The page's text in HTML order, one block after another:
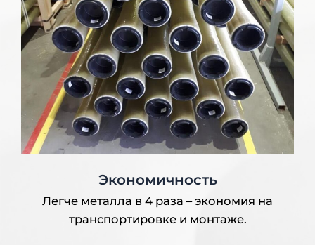
Экономичность
Легче металла в 4 раза – экономия на
транспортировке и монтаже.